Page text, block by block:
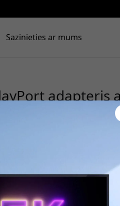
Sazinieties ar mums
adapteris
Thunderbolt 3